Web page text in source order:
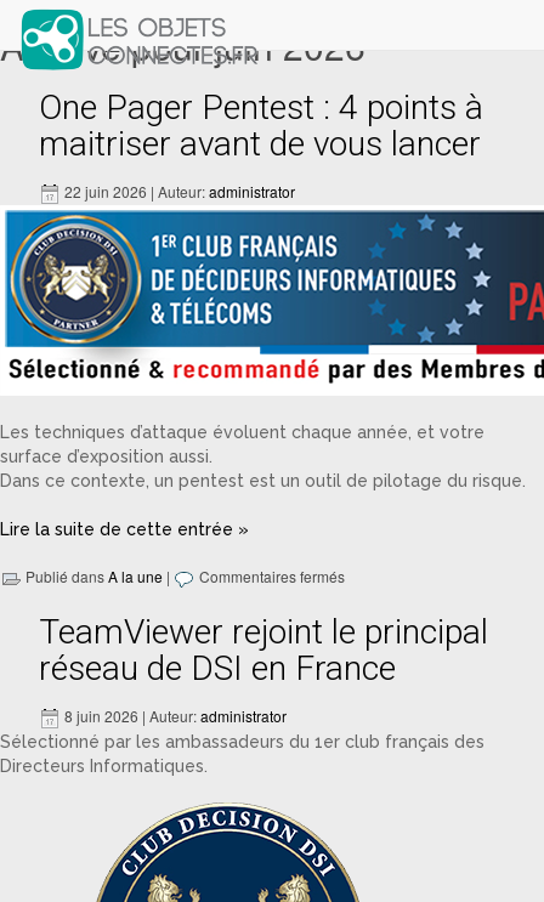
Archive pour juin 2026
One Pager Pentest : 4 points à
maitriser avant de vous lancer
22 juin 2026 | Auteur:administrator
Les techniques d’attaque évoluent chaque année, et votre
surface d’exposition aussi.
Dans ce contexte, un pentest est un outil de pilotage du risque.
Lire la suite de cette entrée »
Publié dansA la une | Commentaires fermés
TeamViewer rejoint le principal
réseau de DSI en France
8 juin 2026 | Auteur:administrator
Sélectionné par les ambassadeurs du 1er club français des
Directeurs Informatiques.